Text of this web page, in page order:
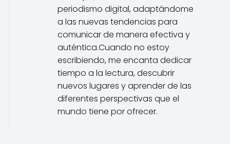
periodismo digital, adaptándome
a las nuevas tendencias para
comunicar de manera efectiva y
auténtica.Cuando no estoy
escribiendo, me encanta dedicar
tiempo a la lectura, descubrir
nuevos lugares y aprender de las
diferentes perspectivas que el
mundo tiene por ofrecer.